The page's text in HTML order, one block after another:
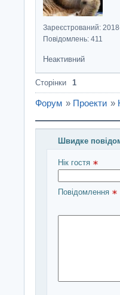
Зареєстрований:
Повідомлень: 411
Неактивний
Сторінки 1
Форум » Проекти »
Швидке
Введіть
Нік гостя
Повідомлення